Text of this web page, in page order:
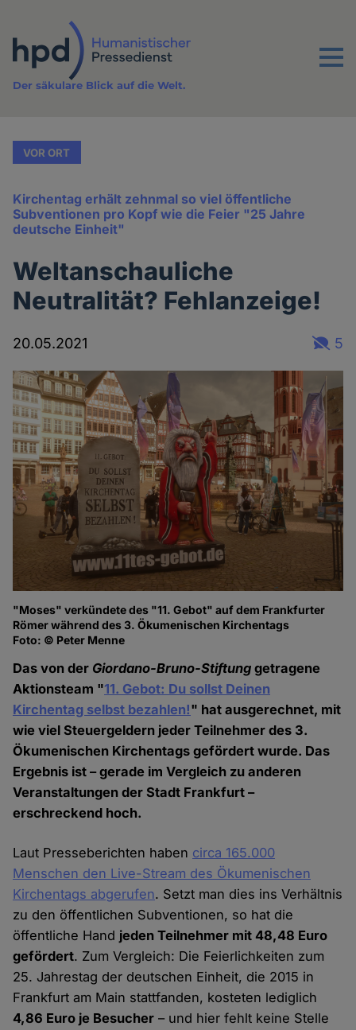
Inhalt
Menu
Der säkulare Blick auf die Welt.
VOR ORT
Kirchentag erhält zehnmal so viel öffentliche
Subventionen pro Kopf wie die Feier "25 Jahre
deutsche Einheit"
Weltanschauliche
Neutralität? Fehlanzeige!
20.05.2021 5
"Moses" verkündete des "11. Gebot" auf dem Frankfurter
Römer während des 3. Ökumenischen Kirchentags
Foto: © Peter Menne
Das von der Giordano-Bruno-Stiftung getragene
Aktionsteam "11. Gebot: Du sollst Deinen
Kirchentag selbst bezahlen!" hat ausgerechnet, mit
wie viel Steuergeldern jeder Teilnehmer des 3.
Ökumenischen Kirchentags gefördert wurde. Das
Ergebnis ist – gerade im Vergleich zu anderen
Veranstaltungen der Stadt Frankfurt –
erschreckend hoch.
Laut Presseberichten haben circa 165.000
Menschen den Live-Stream des Ökumenischen
Kirchentags abgerufen. Setzt man dies ins Verhältnis
zu den öffentlichen Subventionen, so hat die
öffentliche Hand jeden Teilnehmer mit 48,48 Euro
gefördert. Zum Vergleich: Die Feierlichkeiten zum
25. Jahrestag der deutschen Einheit, die 2015 in
Frankfurt am Main stattfanden, kosteten lediglich
4,86 Euro je Besucher – und hier fehlt keine Stelle